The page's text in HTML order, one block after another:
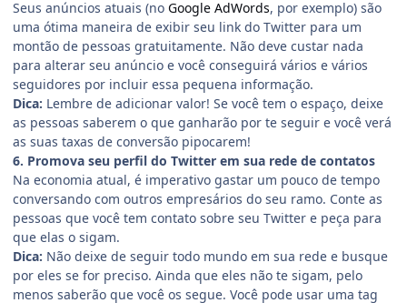
Seus anúncios atuais (no Google AdWords, por exemplo) são
uma ótima maneira de exibir seu link do Twitter para um
montão de pessoas gratuitamente. Não deve custar nada
para alterar seu anúncio e você conseguirá vários e vários
seguidores por incluir essa pequena informação.
Dica: Lembre de adicionar valor! Se você tem o espaço, deixe
as pessoas saberem o que ganharão por te seguir e você verá
as suas taxas de conversão pipocarem!
6. Promova seu perfil do Twitter em sua rede de contatos
Na economia atual, é imperativo gastar um pouco de tempo
conversando com outros empresários do seu ramo. Conte as
pessoas que você tem contato sobre seu Twitter e peça para
que elas o sigam.
Dica: Não deixe de seguir todo mundo em sua rede e busque
por eles se for preciso. Ainda que eles não te sigam, pelo
menos saberão que você os segue. Você pode usar uma tag